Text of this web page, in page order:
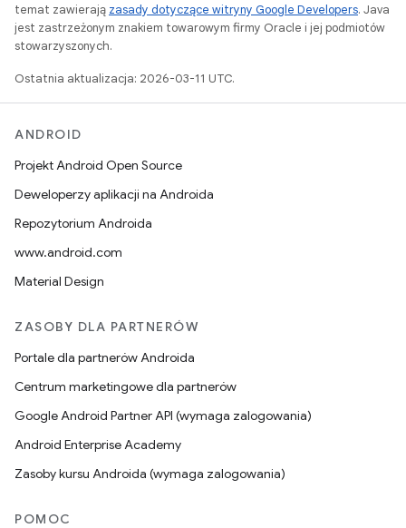
temat zawierają zasady dotyczące witryny Google Developers. Java
jest zastrzeżonym znakiem towarowym firmy Oracle i jej podmiotów
stowarzyszonych.
Ostatnia aktualizacja: 2026-03-11 UTC.
ANDROID
Projekt Android Open Source
Deweloperzy aplikacji na Androida
Repozytorium Androida
www.android.com
Material Design
ZASOBY DLA PARTNERÓW
Portale dla partnerów Androida
Centrum marketingowe dla partnerów
Google Android Partner API (wymaga zalogowania)
Android Enterprise Academy
Zasoby kursu Androida (wymaga zalogowania)
POMOC